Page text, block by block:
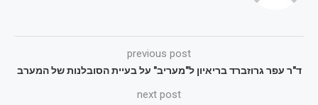
previous post
ד"ר עפר גרוזברד בריאיון ל"מעריב" על בעיית הסובלנות של המערב
next post